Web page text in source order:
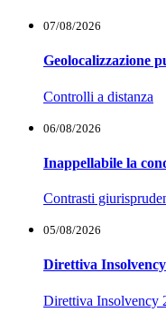
07/08/2026
Geolocalizzazione
Controlli a distanza
06/08/2026
Inappellabile la
Contrasti
05/08/2026
Direttiva
Direttiva Insolvency